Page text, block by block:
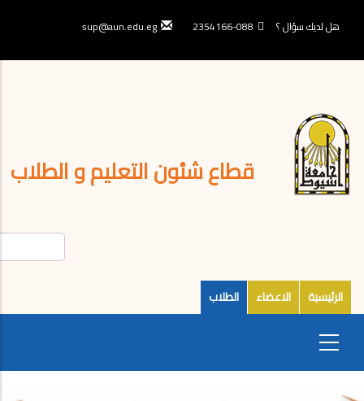
الرئيسي
هل لديك سؤال ؟ 088-2354166
sup@aun.edu.eg
قطاع شئون التعليم و الطلاب
الرئيسية الاعضاء الطلاب